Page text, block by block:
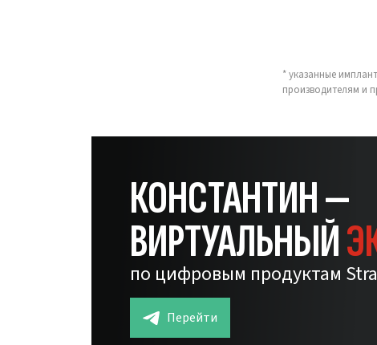
* указанные
производителям и
КОНСТАНТИН —
ВИРТУАЛЬНЫЙ
по цифровым продуктам
Перейти